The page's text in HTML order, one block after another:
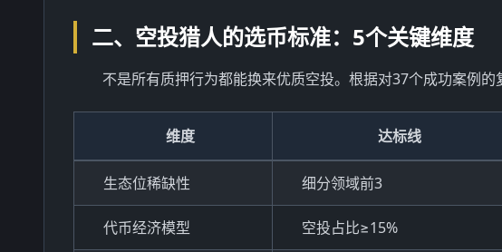
二、空投猎人的选币标准：5个关键维度
不是所有质押行为都能换来优质空投。根据对37个成功案例的
维度 达标线
生态位稀缺性 细分领域前3
代币经济模型 空投占比≥15%